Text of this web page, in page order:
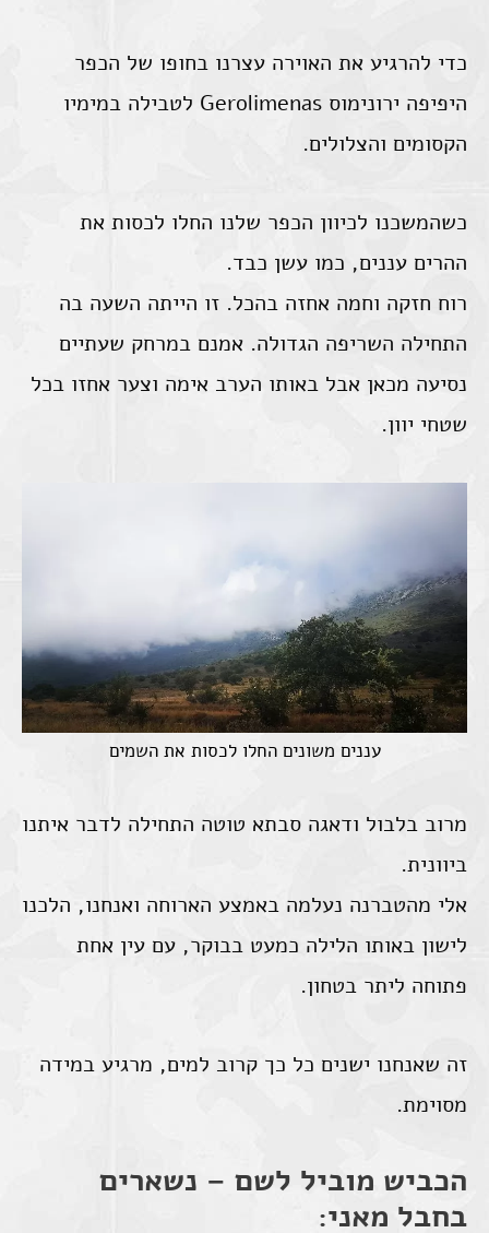
כדי להרגיע את האוירה עצרנו בחופו של הכפר
היפיפה ירונימוס Gerolimenas לטבילה במימיו
הקסומים והצלולים.
כשהמשכנו לכיוון הכפר שלנו החלו לכסות את
ההרים עננים, כמו עשן כבד.
רוח חזקה וחמה אחזה בהכל. זו הייתה השעה בה
התחילה השריפה הגדולה. אמנם במרחק שעתיים
נסיעה מכאן אבל באותו הערב אימה וצער אחזו בכל
שטחי יוון.
עננים משונים החלו לכסות את השמים
מרוב בלבול ודאגה סבתא טוטה התחילה לדבר איתנו
ביוונית.
אלי מהטברנה נעלמה באמצע הארוחה ואנחנו, הלכנו
לישון באותו הלילה כמעט בבוקר, עם עין אחת
פתוחה ליתר בטחון.
זה שאנחנו ישנים כל כך קרוב למים, מרגיע במידה
מסוימת.
הכביש מוביל לשם – נשארים
בחבל מאני: